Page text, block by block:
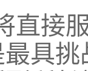
直接
具